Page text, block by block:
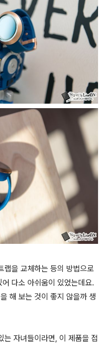
랩을 교체하는 등의 방법으로
다소 아쉬움이 있었는데요.
해 보는 것이 좋지 않을까 생
는 자녀들이라면, 이 제품을 접